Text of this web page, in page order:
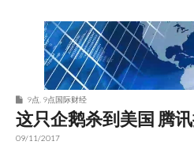
9点股票
9点 9点国际财经
这只企鹅杀到美国 腾
09/11/2017